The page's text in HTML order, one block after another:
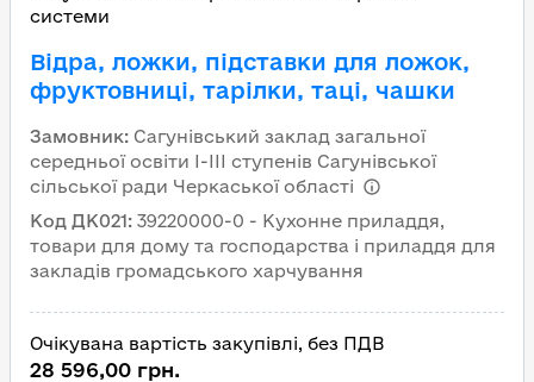
системи
Відра, ложки, підставки для ложок,
фруктовниці, тарілки, таці, чашки
Замовник: Сагунівський заклад загальної
середньої освіти І-ІІІ ступенів Сагунівської
сільської ради Черкаської області
Код ДК021: 39220000-0 - Кухонне приладдя,
товари для дому та господарства і приладдя для
закладів громадського харчування
Очікувана вартість закупівлі, без ПДВ
28 596,00 грн.